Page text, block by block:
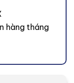
hàng tháng